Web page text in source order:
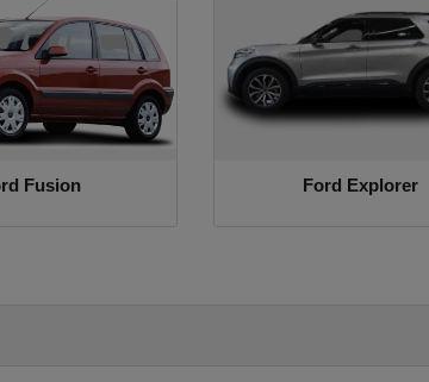
Fusion Ford Explorer